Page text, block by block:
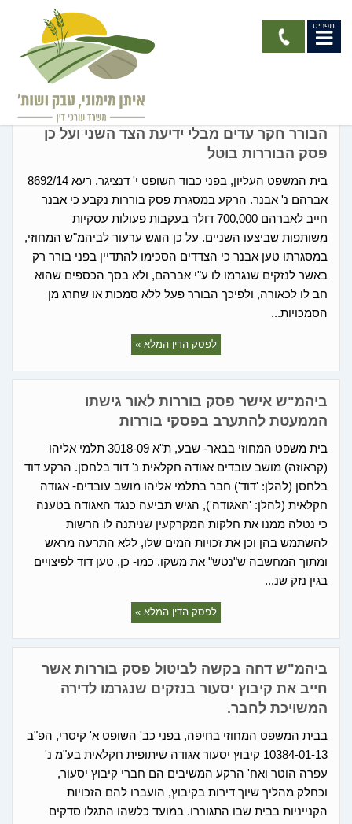
תפריט
הבורר חקר עדים מבלי ידיעת הצד השני ועל כן
פסק הבוררות בוטל
בית המשפט העליון, בפני כבוד השופט י' דנציגר. רעא 8692/14
אברהם נ' אבנר. הרקע במסגרת פסק בוררות נקבע כי אבנר
חייב לאברהם 700,000 דולר בעקבות פעולות עסקיות
משותפות שביצעו השניים. על כן הוגש ערעור לביהמ"ש המחוזי,
במסגרתו טען אבנר כי הצדדים הסכימו להתדיין בפני בורר רק
באשר לנזקים שנגרמו לו ע"י אברהם, ולא בסך הכספים שהוא
חב לו לכאורה, ולפיכך הבורר פעל ללא סמכות או שחרג מן
הסמכויות...
לפסק הדין המלא »
ביהמ"ש אישר פסק בוררות לאור גישתו
הממעטת להתערב בפסקי בוררות
בית משפט המחוזי בבאר- שבע, ת"א 3018-09 תלמי אליהו
(קראוזה) מושב עובדים אגודה חקלאית נ' דוד בלחסן. הרקע דוד
בלחסן (להלן: 'דוד') חבר בתלמי אליהו מושב עובדים- אגודה
חקלאית (להלן: 'האגודה'), הגיש תביעה כנגד האגודה בטענה
כי נטלה ממנו את חלקות המקרקעין שניתנה לו הרשות
להשתמש בהן וכן את זכויות המים שלו, ללא התרעה מראש
ומתוך המחשבה ש"נטש" את משקו. כמו- כן, טען דוד לפיצויים
בגין נזק שנ...
לפסק הדין המלא »
ביהמ"ש דחה בקשה לביטול פסק בוררות אשר
חייב את קיבוץ יסעור בנזקים שנגרמו לדירה
המשויכת לחבר.
בבית המשפט המחוזי בחיפה, בפני כב' השופט א' קיסרי, הפ"ב
10384-01-13 קיבוץ יסעור אגודה שיתופית חקלאית בע"מ נ'
עפרה הוטר ואח' הרקע המשיבים הם חברי קיבוץ יסעור,
וכחלק מהליך שיוך דירות בקיבוץ, הועברו להם הזכויות
הקנייניות בבית שבו התגוררו. במועד כלשהו התגלו סדקים